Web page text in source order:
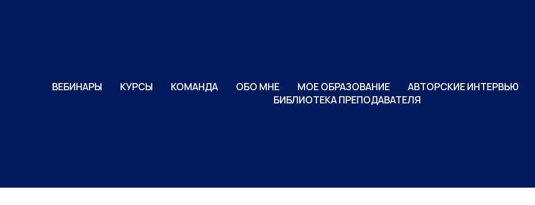
ВЕБИНАРЫ КУРСЫ КОМАНДА ОБО МНЕ МОЕ ОБРАЗОВАНИЕ АВТОРСКИЕ ИНТЕРВЬЮ
БИБЛИОТЕКА ПРЕПОДАВАТЕЛЯ